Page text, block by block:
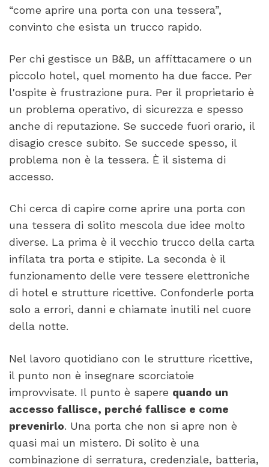
“come aprire una porta con una tessera”,
convinto che esista un trucco rapido.
Per chi gestisce un B&B, un affittacamere o un
piccolo hotel, quel momento ha due facce. Per
l'ospite è frustrazione pura. Per il proprietario è
un problema operativo, di sicurezza e spesso
anche di reputazione. Se succede fuori orario, il
disagio cresce subito. Se succede spesso, il
problema non è la tessera. È il sistema di
accesso.
Chi cerca di capire come aprire una porta con
una tessera di solito mescola due idee molto
diverse. La prima è il vecchio trucco della carta
infilata tra porta e stipite. La seconda è il
funzionamento delle vere tessere elettroniche
di hotel e strutture ricettive. Confonderle porta
solo a errori, danni e chiamate inutili nel cuore
della notte.
Nel lavoro quotidiano con le strutture ricettive,
il punto non è insegnare scorciatoie
improvvisate. Il punto è sapere quando un
accesso fallisce, perché fallisce e come
prevenirlo. Una porta che non si apre non è
quasi mai un mistero. Di solito è una
combinazione di serratura, credenziale, batteria,